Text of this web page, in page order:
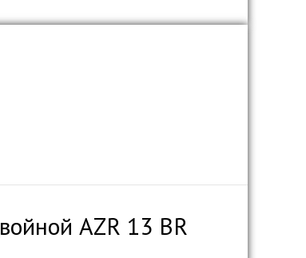
AZR 13 BR